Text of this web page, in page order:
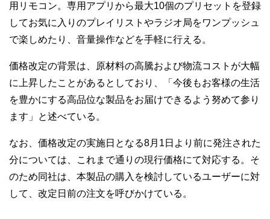
用リモコン。専用アプリから最大10個のプリセットを登録
してお気に入りのプレイリストやラジオ局をワンプッシュ
で楽しめたり、音量操作などを手軽に行える。
価格改定の背景は、原材料の高騰および物流コストが大幅
に上昇したことがあるとしており、「今後もお客様の生活
を豊かにする高品位な製品をお届けできるよう努めて参り
ます」と述べている。
なお、価格改定の実施日となる8月1日より前に発注された
分については、これまで通りの現行価格にて対応する。そ
のため同社は、本製品の購入を検討しているユーザーに対
して、改定日前の注文を呼びかけている。